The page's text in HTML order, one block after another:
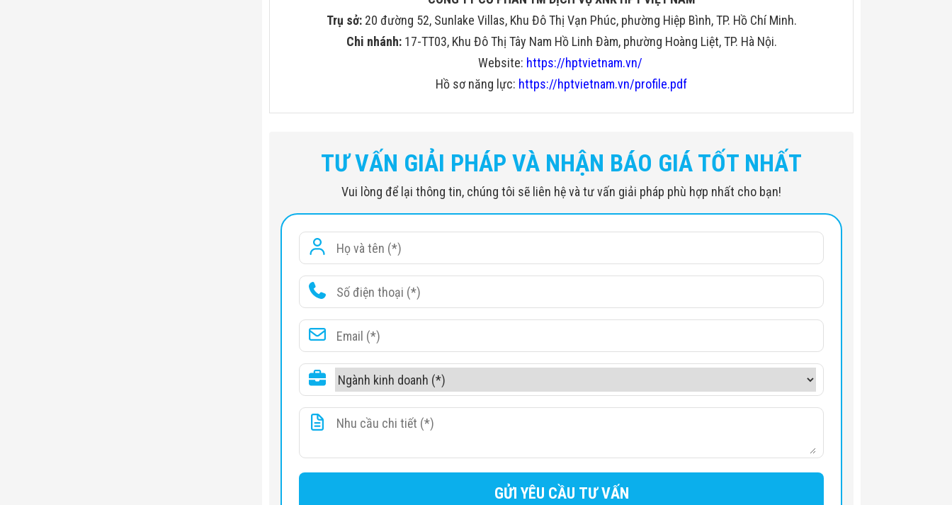
Trụ sở: 20 đường 52, Sunlake Villas, Khu Đô Thị Vạn Phúc, phường Hiệp Bình, TP. Hồ Chí Minh.
Chi nhánh:17-TT03, Khu Đô Thị Tây Nam Hồ Linh Đàm, phường Hoàng Liệt, TP. Hà Nội.
Website: https://hptvietnam.vn/
Hồ sơ năng lực: https://hptvietnam.vn/profile.pdf
Hệ thống tham số toán
Kích thước Đường hầm
800mm (W) x 650mm (H)
Chiều cao băng tải
330 ± 30mm
Nghị quyết
An toan phong xạ
Đáp ứng ISO an toàn cho phim 1600
Tốc độ X-quang
Điện áp anode
Liều kiểm tra đơn
<2.4μGy
Photodiode
TƯ VẤN GIẢI PHÁP VÀ NHẬN BÁO GIÁ TỐT NHẤT
Vui lòng để lại thông tin, chúng tôi sẽ liên hệ và tư vấn giải pháp phù hợp nhất cho bạn!